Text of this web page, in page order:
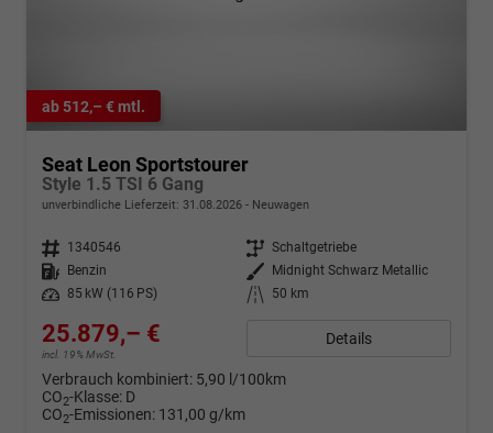
ab 512,– € mtl.
Seat Leon Sportstourer
Style 1.5 TSI 6 Gang
unverbindliche Lieferzeit: 31.08.2026 Neuwagen
Fahrzeugnr. 1340546 Getriebe Schaltgetriebe
Kraftstoff
Benzin Außenfarbe
Midnight Schwarz Metallic
Leistung
85 kW (116 PS) Kilometerstand 50 km
25.879,– €
incl. 19% MwSt.
Details
Verbrauch kombiniert: 5,90 l/100km
CO2-Klasse: D
CO2-Emissionen: 131,00 g/km